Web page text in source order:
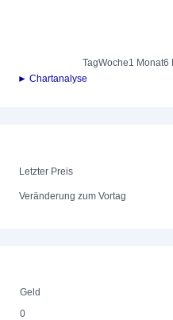
TagWoche1 Monat6
► Chartanalyse
Letzter Preis
Veränderung zum Vortag
Geld
0